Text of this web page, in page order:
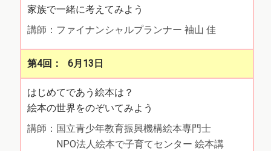
家族で一緒に考えてみよう
講師：ファイナンシャルプランナー 袖山 佳
6月13日
はじめてであう絵本は？
絵本の世界をのぞいてみよう
講師：国立青少年教育振興機構絵本専門士
NPO法人絵本で子育てセンター 絵本講